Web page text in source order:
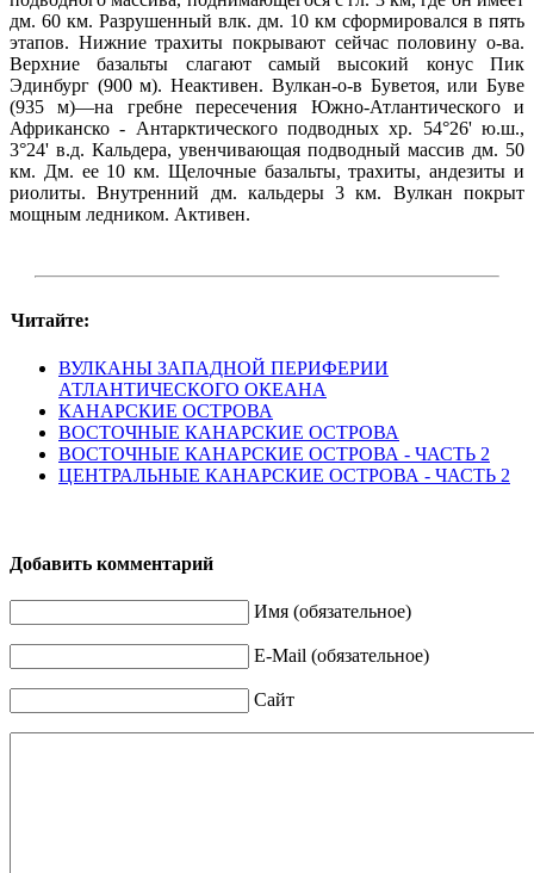
дм. 60 км. Разрушенный влк. дм. 10 км сформировался в пять
этапов. Нижние трахиты покрывают сейчас половину о-ва.
Верхние базальты слагают самый высокий конус Пик
Эдинбург (900 м). Неактивен. Вулкан-о-в Буветоя, или Буве
(935 м)—на гребне пересечения Южно-Атлантического и
Африканско - Антарктического подводных хр. 54°26' ю.ш.,
3°24' в.д. Кальдера, увенчивающая подводный массив дм. 50
км. Дм. ее 10 км. Щелочные базальты, трахиты, андезиты и
риолиты. Внутренний дм. кальдеры 3 км. Вулкан покрыт
мощным ледником. Активен.
Читайте:
ВУЛКАНЫ ЗАПАДНОЙ ПЕРИФЕРИИ
АТЛАНТИЧЕСКОГО ОКЕАНА
КАНАРСКИЕ ОСТРОВА
ВОСТОЧНЫЕ КАНАРСКИЕ ОСТРОВА
ВОСТОЧНЫЕ КАНАРСКИЕ ОСТРОВА - ЧАСТЬ 2
ЦЕНТРАЛЬНЫЕ КАНАРСКИЕ ОСТРОВА - ЧАСТЬ 2
Добавить комментарий
Имя (обязательное)
E-Mail (обязательное)
Сайт